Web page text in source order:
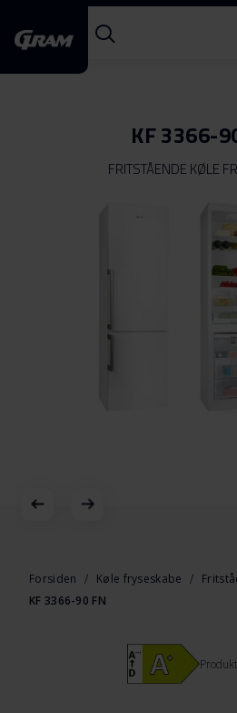
KF 3366-
FRITSTÅENDE KØLE
starten
Forsiden Køle fryseskabe
KF 3366-90 FN